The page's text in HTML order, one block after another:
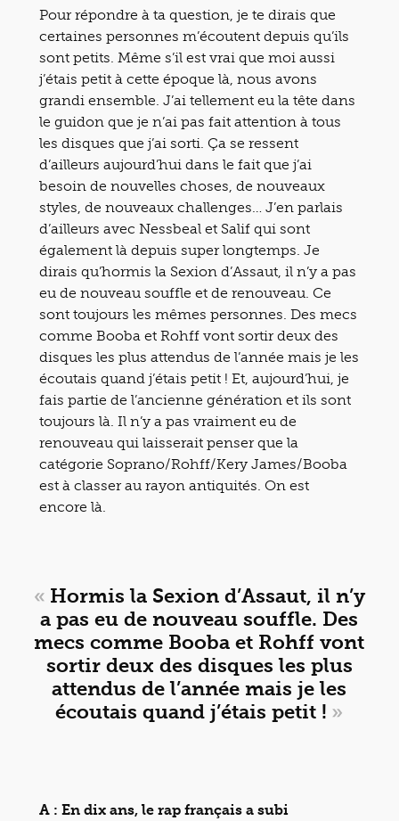
Pour répondre à ta question, je te dirais que
certaines personnes m’écoutent depuis qu’ils
sont petits. Même s’il est vrai que moi aussi
j’étais petit à cette époque là, nous avons
grandi ensemble. J’ai tellement eu la tête dans
le guidon que je n’ai pas fait attention à tous
les disques que j’ai sorti. Ça se ressent
d’ailleurs aujourd’hui dans le fait que j’ai
besoin de nouvelles choses, de nouveaux
styles, de nouveaux challenges… J’en parlais
d’ailleurs avec Nessbeal et Salif qui sont
également là depuis super longtemps. Je
dirais qu’hormis la Sexion d’Assaut, il n’y a pas
eu de nouveau souffle et de renouveau. Ce
sont toujours les mêmes personnes. Des mecs
comme Booba et Rohff vont sortir deux des
disques les plus attendus de l’année mais je les
écoutais quand j’étais petit ! Et, aujourd’hui, je
fais partie de l’ancienne génération et ils sont
toujours là. Il n’y a pas vraiment eu de
renouveau qui laisserait penser que la
catégorie Soprano/Rohff/Kery James/Booba
est à classer au rayon antiquités. On est
encore là.
« Hormis la Sexion d’Assaut, il n’y
a pas eu de nouveau souffle. Des
mecs comme Booba et Rohff vont
sortir deux des disques les plus
attendus de l’année mais je les
écoutais quand j’étais petit ! »
A : En dix ans, le rap français a subi